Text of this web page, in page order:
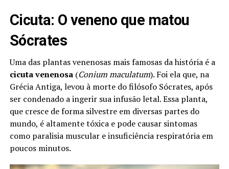
Cicuta: O veneno que matou
Sócrates
Uma das plantas venenosas mais famosas da história é a
cicuta venenosa(Conium maculatum). Foi ela que, na
Grécia Antiga, levou à morte do filósofo Sócrates, após
ser condenado a ingerir sua infusão letal. Essa planta,
que cresce de forma silvestre em diversas partes do
mundo, é altamente tóxica e pode causar sintomas
como paralisia muscular e insuficiência respiratória em
poucos minutos.